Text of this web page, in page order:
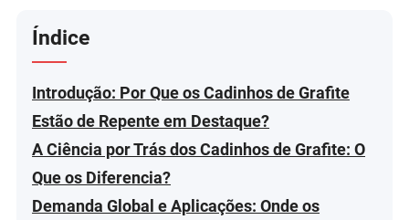
Índice
Introdução: Por Que os Cadinhos de Grafite
Estão de Repente em Destaque?
A Ciência por Trás dos Cadinhos de Grafite: O
Que os Diferencia?
Demanda Global e Aplicações: Onde os